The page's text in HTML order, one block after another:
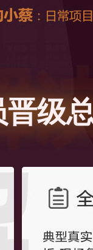
级